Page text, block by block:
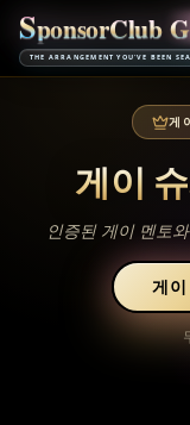
SponsorClub G
THE ARRANGEMENT YOU'VE BEEN
게
게이
인증된 게이 멘토
게